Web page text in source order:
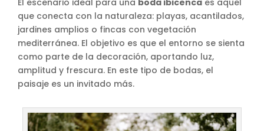
El escenario ideal para una boda ibicenca es aquel
que conecta con la naturaleza: playas, acantilados,
jardines amplios o fincas con vegetación
mediterránea. El objetivo es que el entorno se sienta
como parte de la decoración, aportando luz,
amplitud y frescura. En este tipo de bodas, el
paisaje es un invitado más.